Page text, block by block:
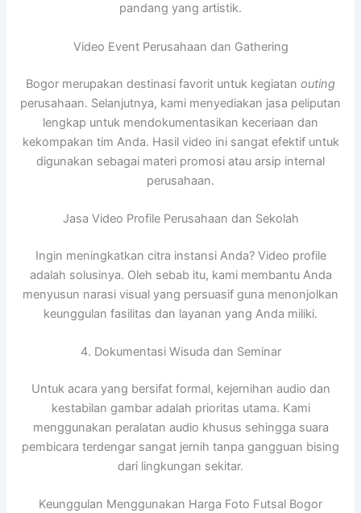
pandang yang artistik.
Video Event Perusahaan dan Gathering
Bogor merupakan destinasi favorit untuk kegiatan outing
perusahaan. Selanjutnya, kami menyediakan jasa peliputan
lengkap untuk mendokumentasikan keceriaan dan
kekompakan tim Anda. Hasil video ini sangat efektif untuk
digunakan sebagai materi promosi atau arsip internal
perusahaan.
Jasa Video Profile Perusahaan dan Sekolah
Ingin meningkatkan citra instansi Anda? Video profile
adalah solusinya. Oleh sebab itu, kami membantu Anda
menyusun narasi visual yang persuasif guna menonjolkan
keunggulan fasilitas dan layanan yang Anda miliki.
4. Dokumentasi Wisuda dan Seminar
Untuk acara yang bersifat formal, kejernihan audio dan
kestabilan gambar adalah prioritas utama. Kami
menggunakan peralatan audio khusus sehingga suara
pembicara terdengar sangat jernih tanpa gangguan bising
dari lingkungan sekitar.
Keunggulan Menggunakan Harga Foto Futsal Bogor